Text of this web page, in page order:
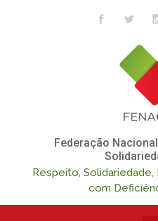
Skip to main content
Federação
Respeito, Solidariedade,
com